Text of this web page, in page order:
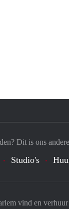
vind en
Dit is ons
Studio's